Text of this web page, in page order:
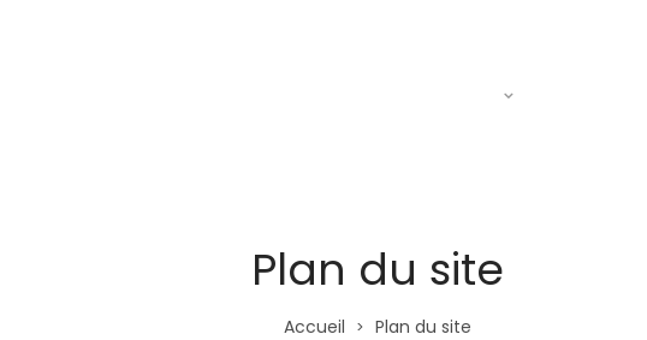
Plan du site
Accueil > Plan du site